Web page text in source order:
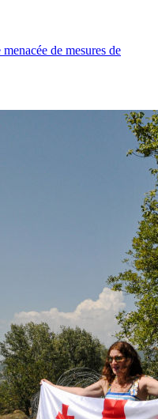
de mesures de